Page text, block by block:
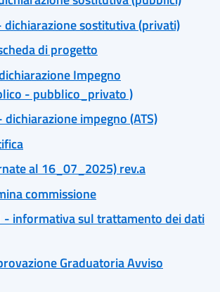
dichiarazione sostitutiva (privati)
di progetto
Impegno
- pubblico_privato )
impegno (ATS)
al 16_07_2025) rev.a
commissione
- informativa sul trattamento dei dati
Graduatoria Avviso